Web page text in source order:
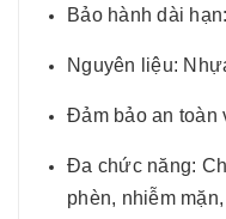
Bảo hành dài
Nguyên liệu:
Đảm bảo an toàn
Đa chức năng:
phèn, nhiễm